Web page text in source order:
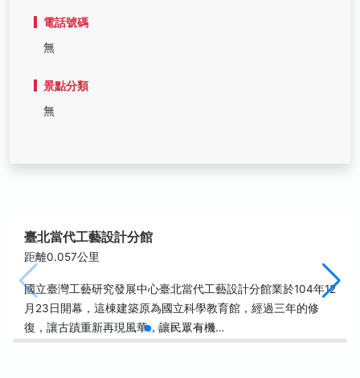
電話號碼
無
景點分類
無
臺北當代工藝設計分館
距離0.057公里
國立臺灣工藝研究發展中心臺北當代工藝設計分館業於104年12
月23日開幕，這棟建築原為國立科學教育館，經過三年的修
復，讓古蹟重新再現風華，讓民眾有機…